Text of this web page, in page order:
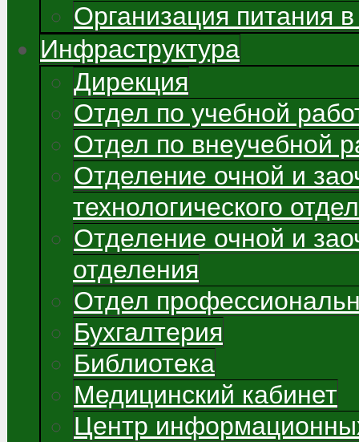
Организация питания
Инфраструктура
Дирекция
Отдел по учебной
Отдел по внеучебной
Отделение очной и
технологического
Отделение очной и
отделения
Отдел
Бухгалтерия
Библиотека
Медицинский кабинет
Центр